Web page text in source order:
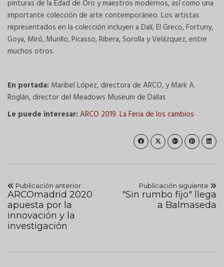
pinturas de la Edad de Oro y maestros modernos, así como una
importante colección de arte contemporáneo. Los artistas
representados en la colección incluyen a Dalí, El Greco, Fortuny,
Goya, Miró, Murillo, Picasso, Ribera, Sorolla y Velázquez, entre
muchos otros.
En portada: Maribel López, directora de ARCO, y Mark A.
Roglán, director del Meadows Museum de Dallas
Le puede interesar:ARCO 2019. La Feria de los cambios
Publicación anterior
ARCOmadrid 2020
apuesta por la
innovación y la
investigación
Publicación siguiente
"Sin rumbo fijo" llega
a Balmaseda